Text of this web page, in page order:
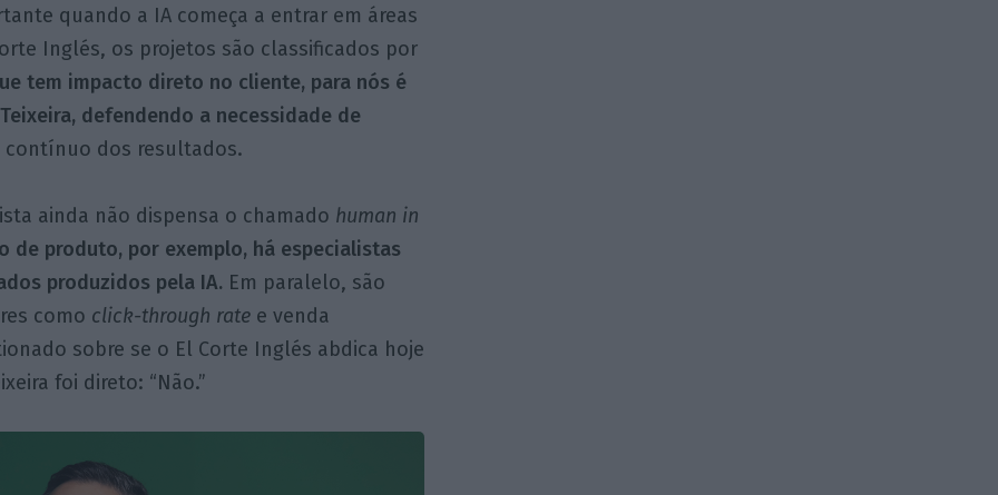
quando a IA começa a entrar em áreas
Inglés, os projetos são classificados por
tem impacto direto no cliente, para nós é
defendendo a necessidade de
dos resultados.
ainda não dispensa o chamado human in
de produto, por exemplo, há especialistas
produzidos pela IA. Em paralelo, são
como click-through ratee venda
sobre se o El Corte Inglés abdica hoje
foi direto: “Não.”